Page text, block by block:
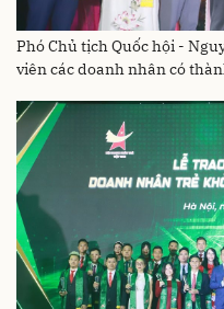
Phó Chủ tịch Quốc hội -
viên các doanh nhân có